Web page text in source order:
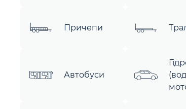
Причепи
Автобуси